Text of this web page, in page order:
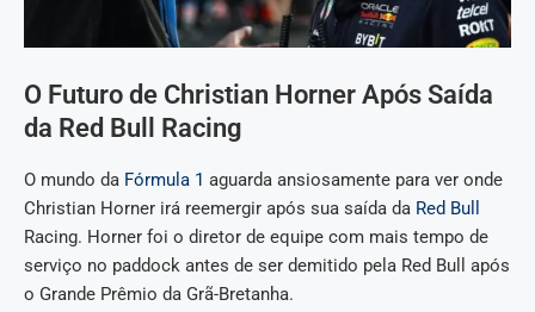
O Futuro de Christian Horner Após Saída
da Red Bull Racing
O mundo da Fórmula 1 aguarda ansiosamente para ver onde
Christian Horner irá reemergir após sua saída da Red Bull
Racing. Horner foi o diretor de equipe com mais tempo de
serviço no paddock antes de ser demitido pela Red Bull após
o Grande Prêmio da Grã-Bretanha.